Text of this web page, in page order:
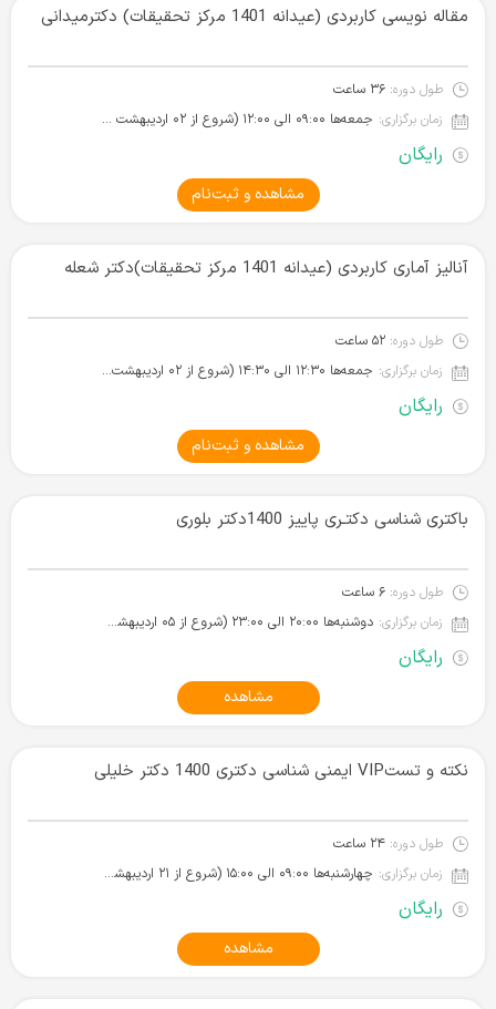
مقاله نویسی کاربردی (عیدانه 1401 مرکز تحقیقات) دکترمیدانی
طول دوره: ۳۶ ساعت
زمان برگزاری:
جمعه‌ها ۰۹:۰۰ الی ۱۲:۰۰ (شروع از ۰۲ اردیبهشت ۱۴۰۱)
رایگان
مشاهده و ثبت‌نام
آنالیز آماری کاربردی (عیدانه 1401 مرکز تحقیقات)دکتر شعله
طول دوره: ۵۲ ساعت
زمان برگزاری:
جمعه‌ها ۱۲:۳۰ الی ۱۴:۳۰ (شروع از ۰۲ اردیبهشت ۱۴۰۱)
رایگان
مشاهده و ثبت‌نام
باکتری شناسی دکتـری پاییز 1400دکتر بلوری
طول دوره: ۶ ساعت
زمان برگزاری:
دوشنبه‌ها ۲۰:۰۰ الی ۲۳:۰۰ (شروع از ۰۵ اردیبهشت ۱۴۰۱)
رایگان
مشاهده
نکته و تستVIP ایمنی شناسی دکتری 1400 دکتر خلیلی
طول دوره: ۲۴ ساعت
زمان برگزاری:
چهارشنبه‌ها ۰۹:۰۰ الی ۱۵:۰۰ (شروع از ۲۱ اردیبهشت ۱۴۰۱)
رایگان
مشاهده